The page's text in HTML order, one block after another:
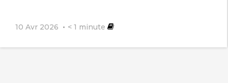
10 Avr 2026 < 1 minute